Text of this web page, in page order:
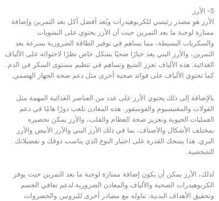
5- الأرز
الأرز هو مصدر رئيسي للكربوهيدرات ويُعد أفضل أكل بعد التمرين وإضافة
ممتازة لوجبة ما بعد التمرين حيث أن الأرز يحتوي على النشويات
والسكريات البسيطة، مما يساهم في توفير الطاقة الضرورية بسرعة بعد
التمرين، والأرز البني يعد خيارًا صحيًا بشكل خاص نظرًا لاحتوائه على الألياف
الغذائية. هذه الألياف تعزز الشبع وتساهم في تنظيم مستوى السكر في الدم.
كما تحتوي الألياف على فوائد صحية أخرى مثل دعم صحة الجهاز الهضمي.
بالإضافة إلى ذلك يحتوي الأرز على عدد من العناصر الغذائية المهمة مثل
الفولات والمغنيسيوم والفوسفور. هذه المعادن تلعب دورًا هامًا في دعم
العمليات الحيوية وتعزيز صحة العظام والقلب، والأرز يمكن تحضيره
بمختلف الأشكال والأصناف، بما في ذلك الأرز البني والأرز الأبيض والأرز
البري. هذا يمنحك القدرة على اختيار النوع الذي يناسب ذوقك و تفضيلاتك
الشخصية.
لذلك، الأرز يمكن أن يكون إضافة ممتازة لوجبة ما بعد التمرين حيث يوفر
الكربوهيدرات الصحية والألياف والمعادن الضرورية لدعم تعافي الجسم
وتحقيق الأهداف البدنية. تناوله مع مصادر أخرى للبروتين والخضروات